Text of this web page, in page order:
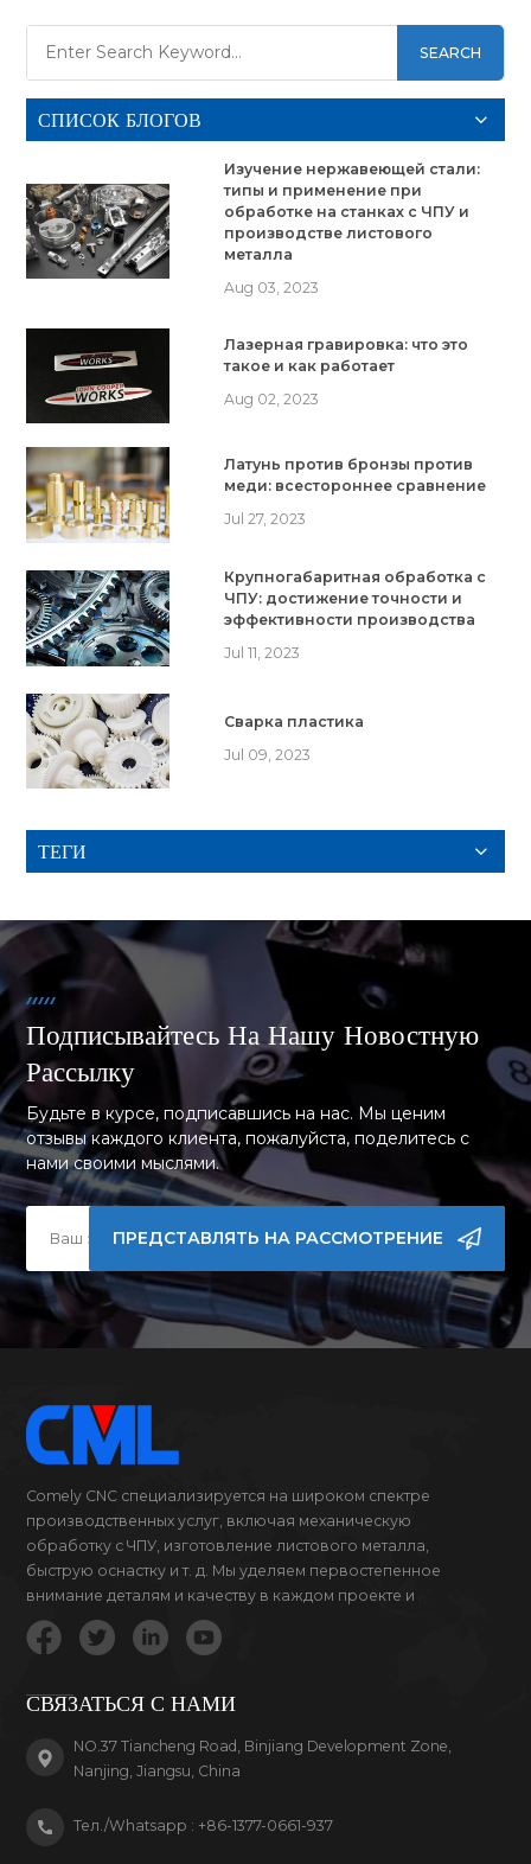
SEARCH
СПИСОК БЛОГОВ
Изучение нержавеющей стали:
типы и применение при
обработке на станках с ЧПУ и
производстве листового
металла
Aug 03, 2023
Лазерная гравировка: что это
такое и как работает
Aug 02, 2023
Латунь против бронзы против
меди: всестороннее сравнение
Jul 27, 2023
Крупногабаритная обработка с
ЧПУ: достижение точности и
эффективности производства
Jul 11, 2023
Сварка пластика
Jul 09, 2023
ТЕГИ
Подписывайтесь На Нашу Новостную
Рассылку
Будьте в курсе, подписавшись на нас. Мы ценим
отзывы каждого клиента, пожалуйста, поделитесь с
нами своими мыслями.
ПРЕДСТАВЛЯТЬ НА РАССМОТРЕНИЕ
Comely CNC специализируется на широком спектре
производственных услуг, включая механическую
обработку с ЧПУ, изготовление листового металла,
быструю оснастку и т. д. Мы уделяем первостепенное
внимание деталям и качеству в каждом проекте и
продукте, за который мы беремся.
СВЯЗАТЬСЯ С НАМИ
NO.37 Tiancheng Road, Binjiang Development Zone,
Nanjing, Jiangsu, China
Тел./Whatsapp : +86-1377-0661-937